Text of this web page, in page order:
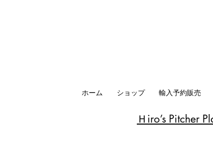
ホーム ショップ 輸入予約販売
Ｈiro’s Pitcher